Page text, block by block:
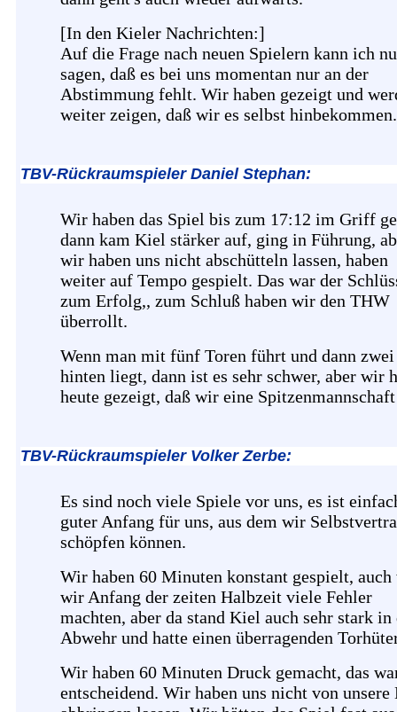
[In den Kieler Nachrichten:]
Auf die Frage nach neuen Spielern kann ich
sagen, daß es bei uns momentan nur an der
Abstimmung fehlt. Wir haben gezeigt und
weiter zeigen, daß wir es selbst hinbekommen.
TBV-Rückraumspieler Daniel Stephan:
Wir haben das Spiel bis zum 17:12 im Griff
dann kam Kiel stärker auf, ging in Führung,
wir haben uns nicht abschütteln lassen, haben
weiter auf Tempo gespielt. Das war der
zum Erfolg,, zum Schluß haben wir den THW
überrollt.
Wenn man mit fünf Toren führt und dann zwei
hinten liegt, dann ist es sehr schwer, aber wir
heute gezeigt, daß wir eine
TBV-Rückraumspieler Volker Zerbe:
Es sind noch viele Spiele vor uns, es ist
guter Anfang für uns, aus dem wir
schöpfen können.
Wir haben 60 Minuten konstant gespielt, auch
wir Anfang der zeiten Halbzeit viele Fehler
machten, aber da stand Kiel auch sehr stark in
Abwehr und hatte einen überragenden
Wir haben 60 Minuten Druck gemacht, das
entscheidend. Wir haben uns nicht von